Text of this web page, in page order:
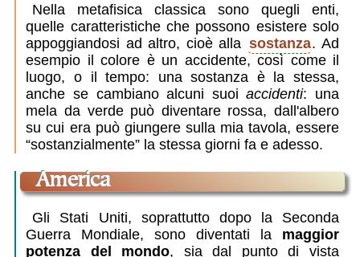
Nella metafisica classica sono quegli enti,
quelle caratteristiche che possono esistere solo
appoggiandosi ad altro, cioè alla sostanza. Ad
esempio il colore è un accidente, così come il
luogo, o il tempo: una sostanza è la stessa,
anche se cambiano alcuni suoiaccidenti: una
mela da verde può diventare rossa, dall'albero
su cui era può giungere sulla mia tavola, essere
“sostanzialmente” la stessa giorni fa e adesso.
America
Gli Stati Uniti, soprattutto dopo la Seconda
Guerra Mondiale, sono diventati la maggior
potenza del mondo, sia dal punto di vista